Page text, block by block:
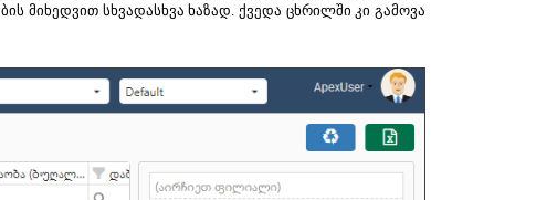
მიხედვით სხვადასხვა ხაზად. ქვედა ცხრილში კი გამოვა